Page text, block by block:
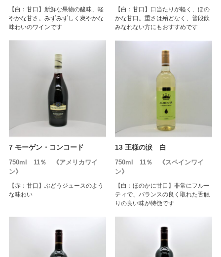
【白：甘口】新鮮な果物の酸味、軽
やかな甘さ。みずみずしく爽やかな
味わいのワインです
【白：甘口】口当たりが軽く、ほの
かな甘口。重さは殆どなく、普段飲
みなれない方にもおすすめです
7 モーゲン・コンコード
750ml 11％ 《アメリカワイ
ン》
【赤：甘口】ぶどうジュースのよう
な味わい
13 王様の涙 白
750ml 11％ 《スペインワイ
ン》
【白：ほのかに甘口】非常にフルー
ティで、バランスの良く取れた舌触
りの良い味が特徴です